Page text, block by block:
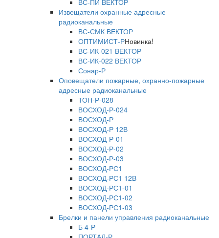
ВС-ПИ ВЕКТОР
Извещатели охранные адресные
радиоканальные
ВС-СМК ВЕКТОР
ОПТИМИСТ-РНовинка!
ВС-ИК-021 ВЕКТОР
ВС-ИК-022 ВЕКТОР
Сонар-Р
Оповещатели пожарные, охранно-пожарные
адресные радиоканальные
ТОН-Р-028
ВОСХОД-Р-024
ВОСХОД-Р
ВОСХОД-Р 12В
ВОСХОД-Р-01
ВОСХОД-Р-02
ВОСХОД-Р-03
ВОСХОД-РС1
ВОСХОД-РС1 12В
ВОСХОД-РС1-01
ВОСХОД-РС1-02
ВОСХОД-РС1-03
Брелки и панели управления радиоканальные
Б 4-Р